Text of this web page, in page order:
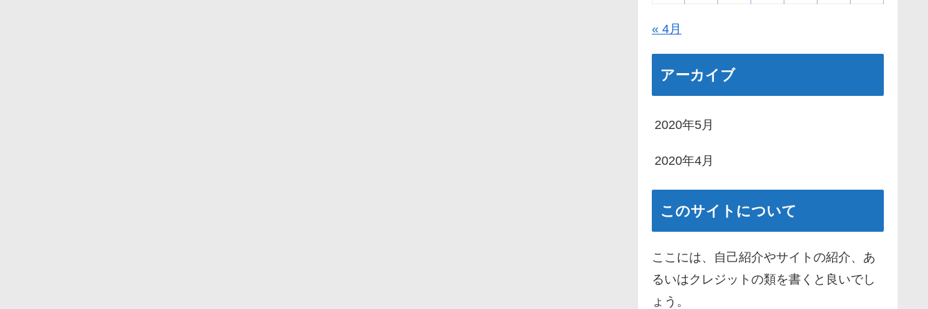
« 4月
アーカイブ
2020年5月
2020年4月
このサイトについて
ここには、自己紹介やサイトの紹介、あ
るいはクレジットの類を書くと良いでし
ょう。